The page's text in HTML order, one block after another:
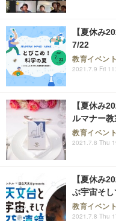
【夏休み
7/22
教育イベント
2021.7.9 Fri
【夏休み
ルマナー
教育イベント
2021.7.8 Thu
【夏休み
ぶ宇宙そ
教育イベント
2021.7.8 Thu